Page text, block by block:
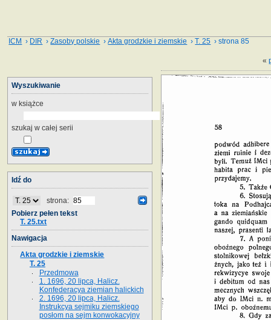
ICM › DIR ›Zasoby polskie ›Akta grodzkie i ziemskie ›T. 25 › strona 85
«
Wyszukiwanie
w książce
szukaj w całej serii
Idź do
strona:
Pobierz pełen tekst
T. 25.txt
Nawigacja
Akta grodzkie i ziemskie
T. 25
Przedmowa
1. 1696, 20 lipca, Halicz.
Konfederacya ziemian halickich
2. 1696, 20 lipca, Halicz.
Instrukcya sejmiku ziemskiego
posłom na sejm konwokacyjny